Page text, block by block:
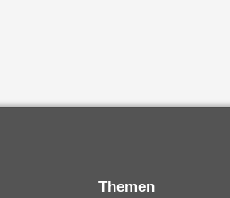
Themen